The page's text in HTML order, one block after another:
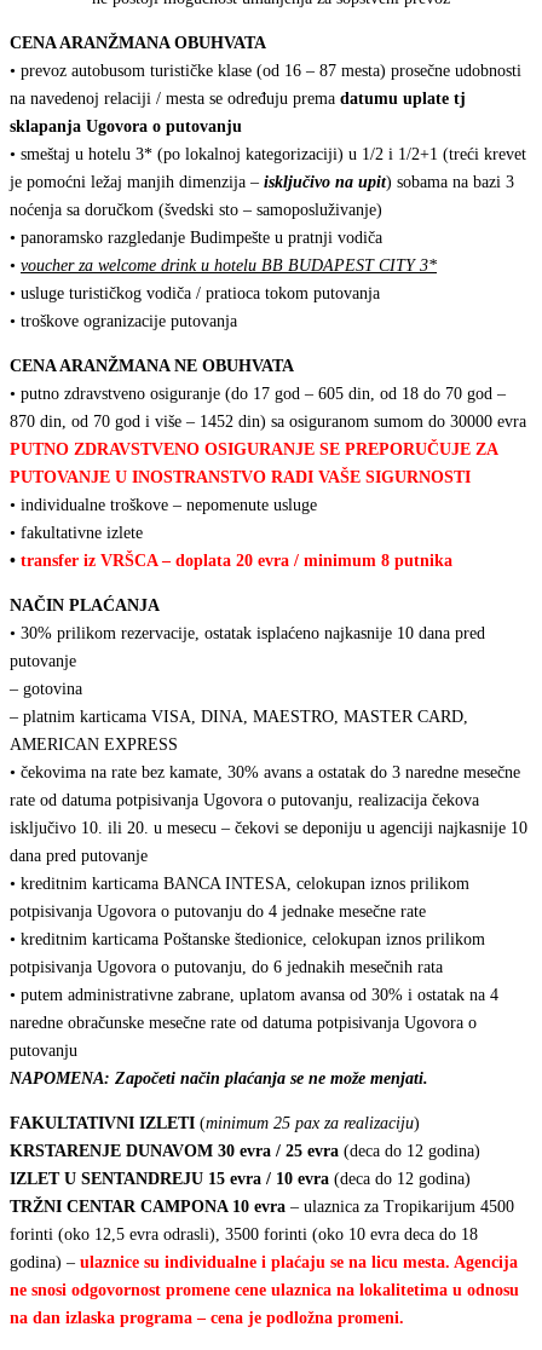
CENA ARANŽMANA OBUHVATA
• prevoz autobusom turističke klase (od 16 – 87 mesta) prosečne udobnosti
na navedenoj relaciji / mesta se određuju prema datumu uplate tj
sklapanja Ugovora o putovanju
• smeštaj u hotelu 3* (po lokalnoj kategorizaciji) u 1/2 i 1/2+1 (treći krevet
je pomoćni ležaj manjih dimenzija – isključivo na upit) sobama na bazi 3
noćenja sa doručkom (švedski sto – samoposluživanje)
• panoramsko razgledanje Budimpešte u pratnji vodiča
• voucher za welcome drink u hotelu BB BUDAPEST CITY 3*
• usluge turističkog vodiča / pratioca tokom putovanja
• troškove ogranizacije putovanja
CENA ARANŽMANA NE OBUHVATA
• putno zdravstveno osiguranje (do 17 god – 605 din, od 18 do 70 god –
870 din, od 70 god i više – 1452 din) sa osiguranom sumom do 30000 evra
PUTNO ZDRAVSTVENO OSIGURANJE SE PREPORUČUJE ZA
PUTOVANJE U INOSTRANSTVO RADI VAŠE SIGURNOSTI
• individualne troškove – nepomenute usluge
• fakultativne izlete
• transfer iz VRŠCA – doplata 20 evra / minimum 8 putnika
NAČIN PLAĆANJA
• 30% prilikom rezervacije, ostatak isplaćeno najkasnije 10 dana pred
putovanje
– gotovina
– platnim karticama VISA, DINA, MAESTRO, MASTER CARD,
AMERICAN EXPRESS
• čekovima na rate bez kamate, 30% avans a ostatak do 3 naredne mesečne
rate od datuma potpisivanja Ugovora o putovanju, realizacija čekova
isključivo 10. ili 20. u mesecu – čekovi se deponiju u agenciji najkasnije 10
dana pred putovanje
• kreditnim karticama BANCA INTESA, celokupan iznos prilikom
potpisivanja Ugovora o putovanju do 4 jednake mesečne rate
• kreditnim karticama Poštanske štedionice, celokupan iznos prilikom
potpisivanja Ugovora o putovanju, do 6 jednakih mesečnih rata
• putem administrativne zabrane, uplatom avansa od 30% i ostatak na 4
naredne obračunske mesečne rate od datuma potpisivanja Ugovora o
putovanju
NAPOMENA: Započeti način plaćanja se ne može menjati.
FAKULTATIVNI IZLETI (minimum 25 pax za realizaciju)
KRSTARENJE DUNAVOM 30 evra / 25 evra (deca do 12 godina)
IZLET U SENTANDREJU 15 evra / 10 evra (deca do 12 godina)
TRŽNI CENTAR CAMPONA 10 evra – ulaznica za Tropikarijum 4500
forinti (oko 12,5 evra odrasli), 3500 forinti (oko 10 evra deca do 18
godina) – ulaznice su individualne i plaćaju se na licu mesta. Agencija
ne snosi odgovornost promene cene ulaznica na lokalitetima u odnosu
na dan izlaska programa – cena je podložna promeni.